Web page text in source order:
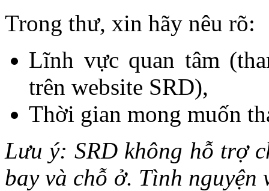
Trong thư, xin hãy nêu rõ:
Lĩnh vực quan tâm
trên website SRD),
Thời gian mong muốn
Lưu ý: SRD không hỗ trợ
bay và chỗ ở. Tình